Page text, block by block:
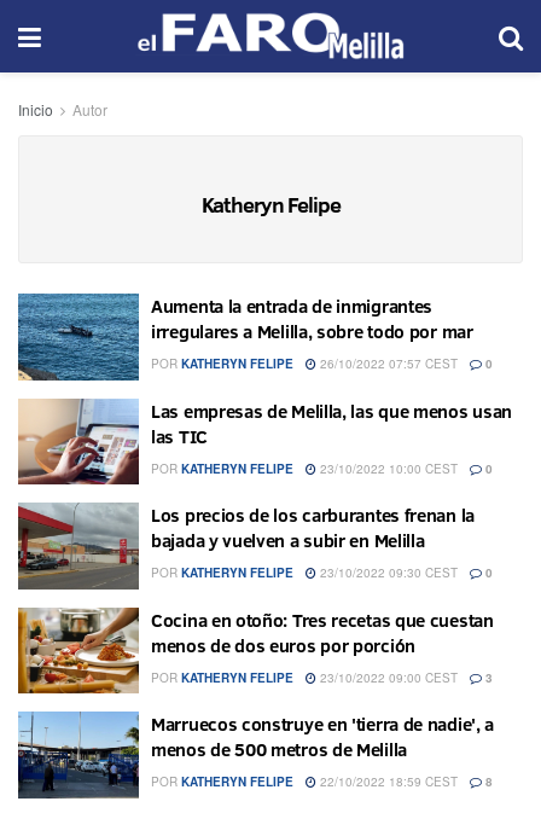
Inicio Autor
Katheryn Felipe
Aumenta la entrada de inmigrantes
irregulares a Melilla, sobre todo por mar
POR KATHERYN FELIPE 26/10/2022 07:57 CEST 0
Las empresas de Melilla, las que menos usan
las TIC
POR KATHERYN FELIPE 23/10/2022 10:00 CEST 0
Los precios de los carburantes frenan la
bajada y vuelven a subir en Melilla
POR KATHERYN FELIPE 23/10/2022 09:30 CEST 0
Cocina en otoño: Tres recetas que cuestan
menos de dos euros por porción
POR KATHERYN FELIPE 23/10/2022 09:00 CEST 3
Marruecos construye en 'tierra de nadie', a
menos de 500 metros de Melilla
POR KATHERYN FELIPE 22/10/2022 18:59 CEST 8